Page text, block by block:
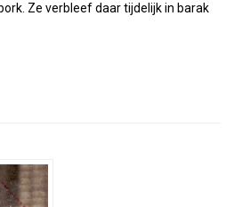
Ze verbleef daar tijdelijk in barak